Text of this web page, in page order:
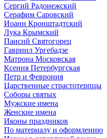
Сергий Радонежский
Серафим Саровский
Иоанн Кронштадтский
Лука Крымский
Паисий Святогорец
Гавриил Ургебадзе
Матрона Московская
Ксения Петербургская
Петр и Феврония
Царственные страстотерпцы
Соборы святых
Мужские имена
Женские имена
Иконы праздников
По материалу и оформлению